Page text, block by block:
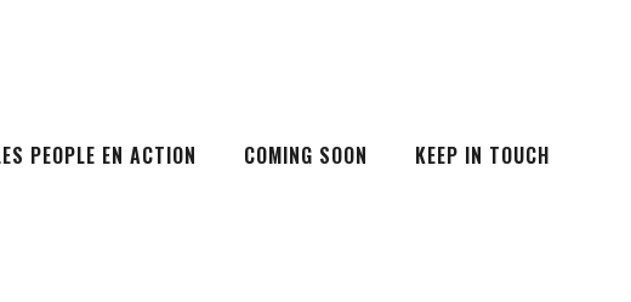
PEOPLE EN ACTION COMING SOON KEEP IN TOUCH